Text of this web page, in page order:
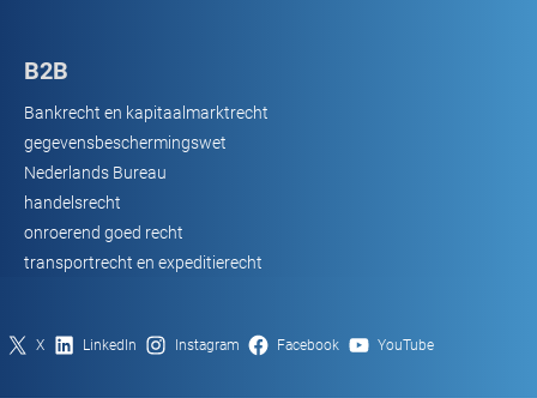
B2B
Bankrecht en kapitaalmarktrecht
gegevensbeschermingswet
Nederlands Bureau
handelsrecht
onroerend goed recht
transportrecht en expeditierecht
X LinkedIn Instagram Facebook YouTube